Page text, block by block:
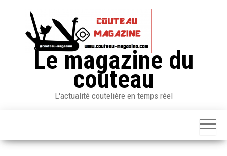
Le magazine du
couteau
L'actualité coutelière en temps réel